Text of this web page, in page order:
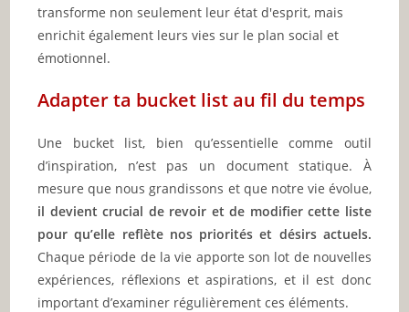
transforme non seulement leur état d'esprit, mais
enrichit également leurs vies sur le plan social et
émotionnel.
Adapter ta bucket list au fil du temps
Une bucket list, bien qu’essentielle comme outil
d’inspiration, n’est pas un document statique. À
mesure que nous grandissons et que notre vie évolue,
il devient crucial de revoir et de modifier cette liste
pour qu’elle reflète nos priorités et désirs actuels.
Chaque période de la vie apporte son lot de nouvelles
expériences, réflexions et aspirations, et il est donc
important d’examiner régulièrement ces éléments.